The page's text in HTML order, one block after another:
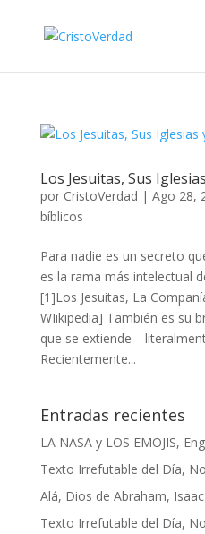
Los Jesuitas, Sus
por CristoVerdad | Ago 28,
bíblicos
Para nadie es un secreto
es la rama más intelectual
[1]Los Jesuitas, La
WIikipedia] También es su
que se
Recientemente...
Entradas recientes
LA NASA y LOS EMOJIS,
Texto Irrefutable del Día,
Alá, Dios de Abraham,
Texto Irrefutable del Día,